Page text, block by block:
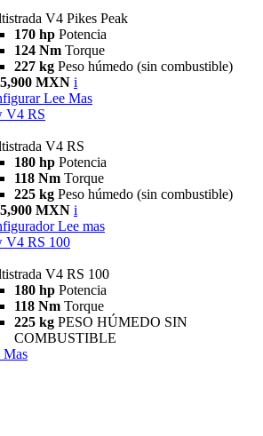
V4 Pikes Peak
170 hp Potencia
124 Nm Torque
227 kg Peso húmedo (sin combustible)
MXN i
Lee Mas
V4 RS
V4 RS
180 hp Potencia
118 Nm Torque
225 kg Peso húmedo (sin combustible)
MXN i
Lee mas
V4 RS 100
V4 RS 100
180 hp Potencia
118 Nm Torque
225 kg PESO HÚMEDO SIN
COMBUSTIBLE
Mas